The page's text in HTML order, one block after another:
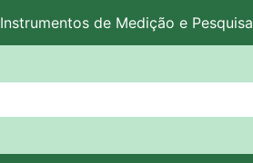
Instrumentos de Medição e Pesquisa